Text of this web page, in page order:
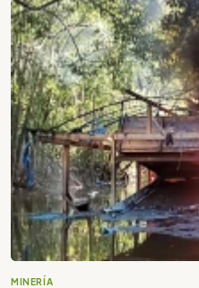
MINERÍA